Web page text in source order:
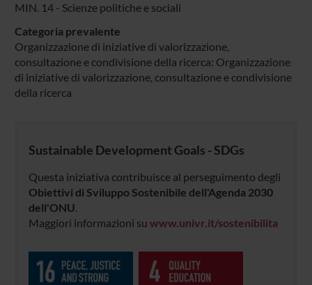
MIN. 14 - Scienze politiche e sociali
Categoria prevalente
Organizzazione di iniziative di valorizzazione,
consultazione e condivisione della ricerca: Organizzazione
di iniziative di valorizzazione, consultazione e condivisione
della ricerca
Sustainable Development Goals - SDGs
Questa iniziativa contribuisce al perseguimento degli
Obiettivi di Sviluppo Sostenibile dell'Agenda 2030
dell'ONU.
Maggiori informazioni su www.univr.it/sostenibilita